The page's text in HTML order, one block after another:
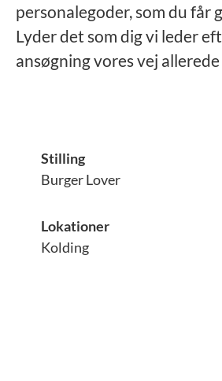
personalegoder, som du får
Lyder det som dig vi leder
ansøgning vores vej allerede
Stilling
Burger Lover
Lokationer
Kolding